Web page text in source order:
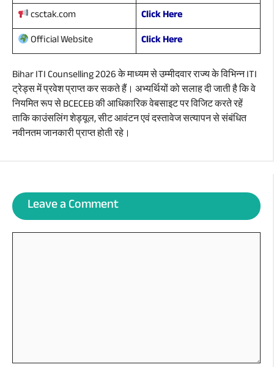
csctak.com
Click Here
Official Website
Click Here
Bihar ITI Counselling 2026 के माध्यम से उम्मीदवार राज्य के विभिन्न ITI
ट्रेड्स में प्रवेश प्राप्त कर सकते हैं। अभ्यर्थियों को सलाह दी जाती है कि वे
नियमित रूप से BCECEB की आधिकारिक वेबसाइट पर विजिट करते रहें
ताकि काउंसलिंग शेड्यूल, सीट आवंटन एवं दस्तावेज सत्यापन से संबंधित
नवीनतम जानकारी प्राप्त होती रहे।
Leave a Comment
Comment